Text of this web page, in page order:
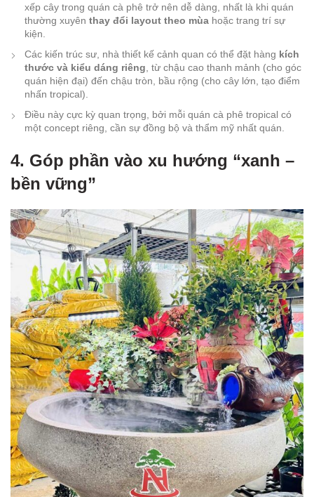
xếp cây trong quán cà phê trở nên dễ dàng, nhất là khi quán
thường xuyên thay đổi layout theo mùa hoặc trang trí sự
kiện.
Các kiến trúc sư, nhà thiết kế cảnh quan có thể đặt hàng kích
thước và kiểu dáng riêng , từ chậu cao thanh mảnh (cho góc
quán hiện đại) đến chậu tròn, bầu rộng (cho cây lớn, tạo điểm
nhấn tropical).
Điều này cực kỳ quan trọng, bởi mỗi quán cà phê tropical có
một concept riêng, cần sự đồng bộ và thẩm mỹ nhất quán.
4. Góp phần vào xu hướng “xanh –
bền vững”